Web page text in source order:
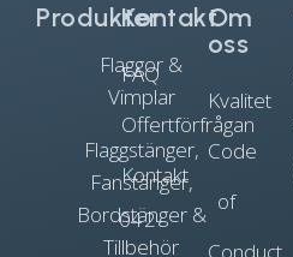
Kontakt
FAQ
Offertförfrågan
Kontakt
042-
Om
oss
Kvalitet
Code
of
Produkter
Flaggor &
Vimplar
Flaggstänger,
Fanstänger,
Bordstänger &
Tillbehör